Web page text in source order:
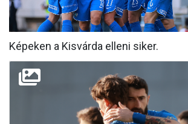
KLUB
GALÉRIA
SZURKOLÓI ÉLMÉNYEK
AKKREDITÁCIÓ
Képeken a Kisvárda elleni siker.